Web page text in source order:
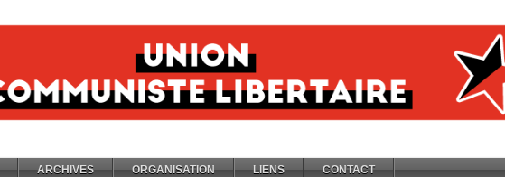
ARCHIVES ORGANISATION LIENS CONTACT